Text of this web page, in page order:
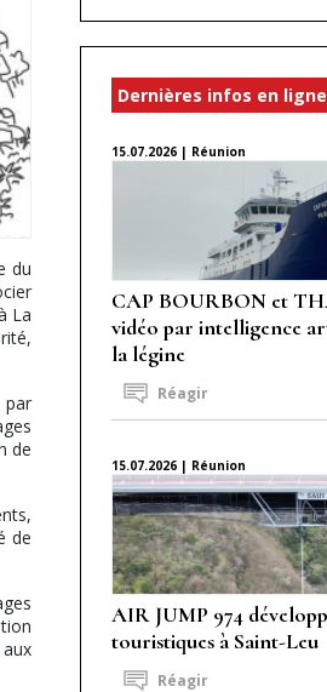
du
La
par
de
de
Dernières infos en ligne
15.07.2026 | Réunion
CAP BOURBON et
vidéo par intelligence
la légine
Réagir
15.07.2026 | Réunion
AIR JUMP 974
touristiques à Saint-Leu
Réagir